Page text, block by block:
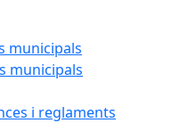
municipals
municipals
i reglaments